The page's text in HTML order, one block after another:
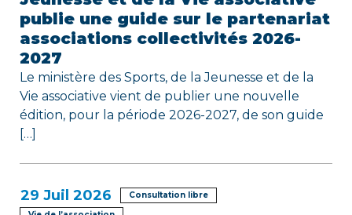
a
r
t
i
c
l
e
publie une guide sur le partenariat
associations collectivités 2026-
2027
Le ministère des Sports, de la Jeunesse et de la
Vie associative vient de publier une nouvelle
édition, pour la période 2026-2027, de son guide
[…]
29 Juil 2026
Consultation libre